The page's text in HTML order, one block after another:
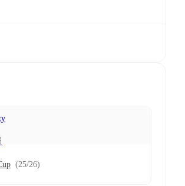
(25/26)